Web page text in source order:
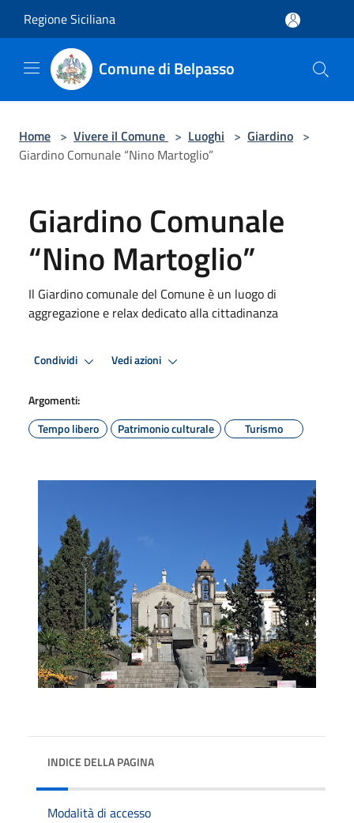
Regione Siciliana
Comune di Belpasso
Home > Vivere il Comune > Luoghi > Giardino >
Giardino Comunale “Nino Martoglio”
Giardino Comunale
“Nino Martoglio”
Il Giardino comunale del Comune è un luogo di
aggregazione e relax dedicato alla cittadinanza
Condividi Vedi azioni
Argomenti:
Tempo libero
Patrimonio culturale Turismo
INDICE DELLA PAGINA
Modalità di accesso